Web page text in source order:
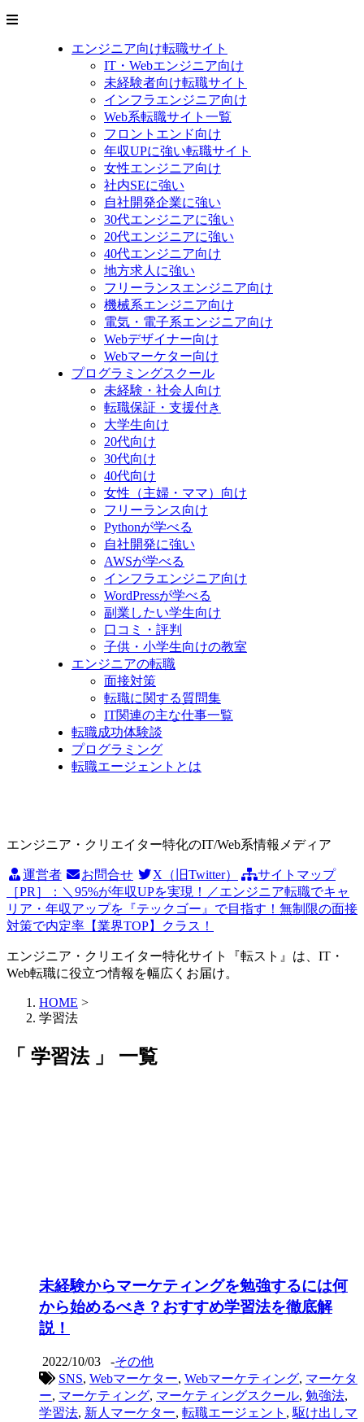
エンジニア向け転職サイト
IT・Webエンジニア向け
未経験者向け転職サイト
インフラエンジニア向け
Web系転職サイト一覧
フロントエンド向け
年収UPに強い転職サイト
女性エンジニア向け
社内SEに強い
自社開発企業に強い
30代エンジニアに強い
20代エンジニアに強い
40代エンジニア向け
地方求人に強い
フリーランスエンジニア向け
機械系エンジニア向け
電気・電子系エンジニア向け
Webデザイナー向け
Webマーケター向け
プログラミングスクール
未経験・社会人向け
転職保証・支援付き
大学生向け
20代向け
30代向け
40代向け
女性（主婦・ママ）向け
フリーランス向け
Pythonが学べる
自社開発に強い
AWSが学べる
インフラエンジニア向け
WordPressが学べる
副業したい学生向け
口コミ・評判
子供・小学生向けの教室
エンジニアの転職
面接対策
転職に関する質問集
IT関連の主な仕事一覧
転職成功体験談
プログラミング
転職エージェントとは
エンジニア・クリエイター特化のIT/Web系情報メディア
運営者 お問合せ X（旧Twitter）
サイトマップ
［PR］：＼95%が年収UPを実現！／エンジニア転職でキャ
リア・年収アップを『テックゴー』で目指す！無制限の面接
対策で内定率【業界TOP】クラス！
エンジニア・クリエイター特化サイト『転スト』は、IT・
Web転職に役立つ情報を幅広くお届け。
HOME >
学習法
「 学習法 」 一覧
未経験からマーケティングを勉強するには何
から始めるべき？おすすめ学習法を徹底解
説！
2022/10/03 -その他
SNS, Webマーケター, Webマーケティング, マーケタ
ー, マーケティング, マーケティングスクール, 勉強法,
学習法, 新人マーケター, 転職エージェント , 駆け出しマ